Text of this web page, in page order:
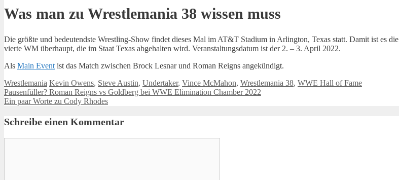
Was man zu Wrestlemania 38 wissen muss
Die größte und bedeutendste Wrestling-Show findet dieses Mal im AT&T Stadium in Arlington, Texas statt. Damit ist es die
vierte WM überhaupt, die im Staat Texas abgehalten wird. Veranstaltungsdatum ist der 2. – 3. April 2022.
Als Main Event ist das Match zwischen Brock Lesnar und Roman Reigns angekündigt.
Kategorien
Wrestlemania Schlagwörter
Kevin Owens, Steve Austin, Undertaker, Vince McMahon, Wrestlemania 38, WWE Hall of Fame
Pausenfüller? Roman Reigns vs Goldberg bei WWE Elimination Chamber 2022
Ein paar Worte zu Cody Rhodes
Schreibe einen Kommentar